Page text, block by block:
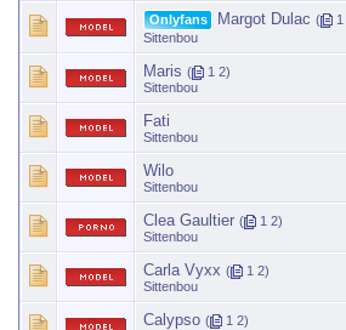
Onlyfans Margot Dulac ( 1
Sittenbou
Maris ( 1 2)
Sittenbou
Fati
Sittenbou
Wilo
Sittenbou
Clea Gaultier ( 1 2)
Sittenbou
Carla Vyxx ( 1 2)
Sittenbou
Calypso ( 1 2)